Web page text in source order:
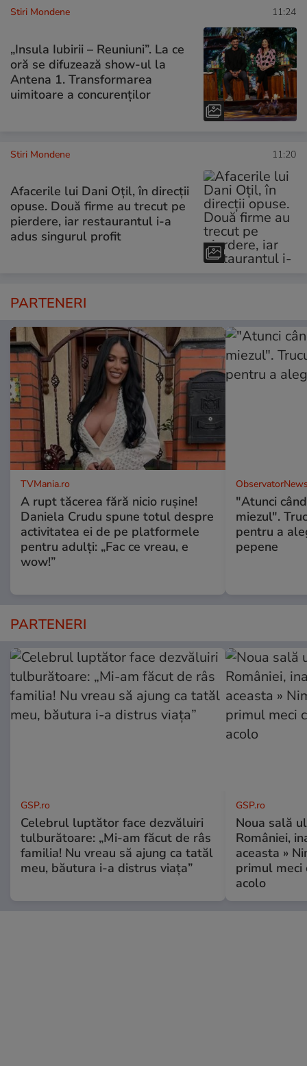
Stiri Mondene 11:24
„Insula Iubirii – Reuniuni”. La ce
oră se difuzează show-ul la
Antena 1. Transformarea
uimitoare a concurenților
Stiri Mondene 11:20
Afacerile lui Dani Oțil, în direcții
opuse. Două firme au trecut pe
pierdere, iar restaurantul i-a
adus singurul profit
PARTENERI
TVMania.ro
A rupt tăcerea fără nicio rușine!
Daniela Crudu spune totul despre
activitatea ei de pe platformele
pentru adulți: „Fac ce vreau, e
wow!”
"Atunci
miezul".
pentru a
pepene
PARTENERI
GSP.ro
Celebrul luptător face dezvăluiri
tulburătoare: „Mi-am făcut de râs
familia! Nu vreau să ajung ca tatăl
meu, băutura i-a distrus viața”
GSP.ro
Noua sală
României,
aceasta »
primul meci
acolo